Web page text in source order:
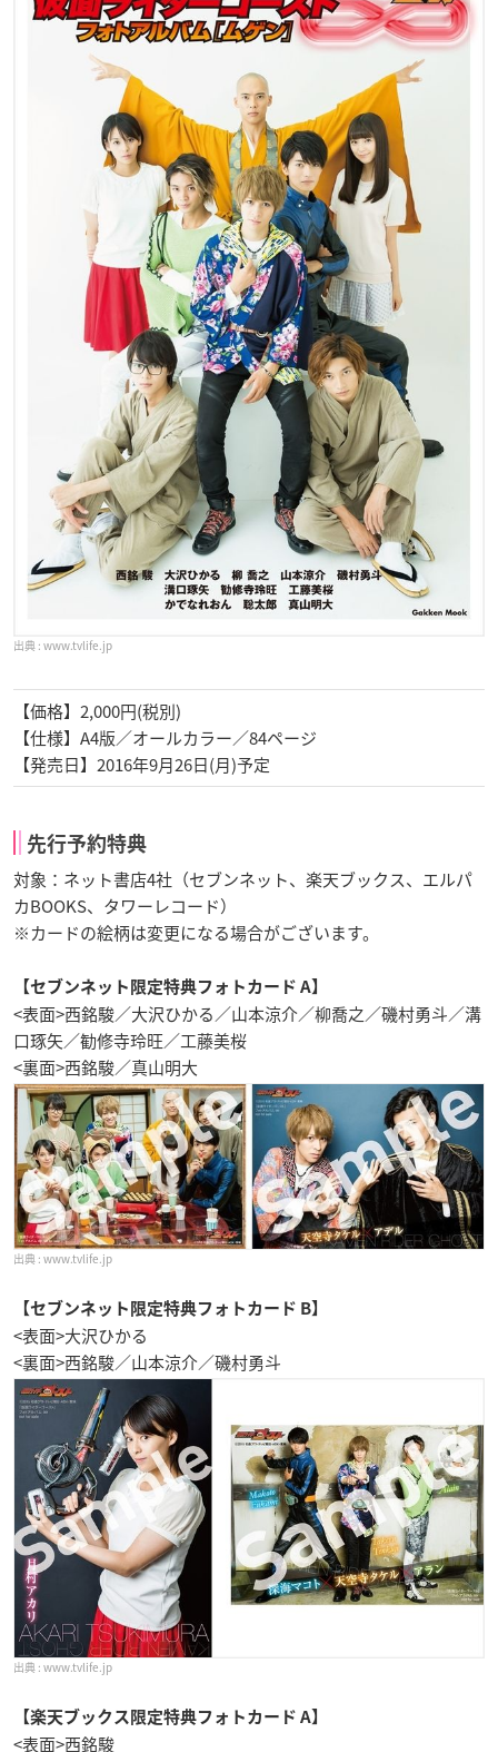
www.tvlife.jp
【価格】2,000円(税別)
【仕様】A4版／オールカラー／84ページ
【発売日】2016年9月26日(月)予定
先行予約特典
対象：ネット書店4社（セブンネット、楽天ブックス、エルパ
カBOOKS、タワーレコード）
※カードの絵柄は変更になる場合がございます。
【セブンネット限定特典フォトカード A】
<表面>西銘駿／大沢ひかる／山本涼介／柳喬之／磯村勇斗／溝
口琢矢／勧修寺玲旺／工藤美桜
<裏面>西銘駿／真山明大
www.tvlife.jp
【セブンネット限定特典フォトカード B】
<表面>大沢ひかる
<裏面>西銘駿／山本涼介／磯村勇斗
www.tvlife.jp
【楽天ブックス限定特典フォトカード A】
<表面>西銘駿